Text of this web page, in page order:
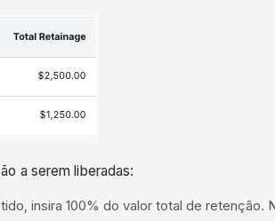
a serem liberadas:
insira 100% do valor total de retenção.